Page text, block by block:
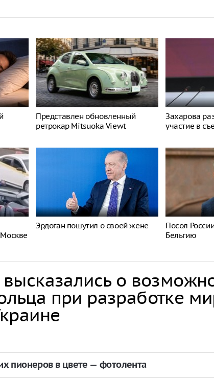
Представлен обновленный
ретрокар Mitsuoka Viewt
Захарова
участие в
Эрдоган пошутил о своей жене
Посол
Бельгию
о
при разработке
пионеров в цвете — фотолента